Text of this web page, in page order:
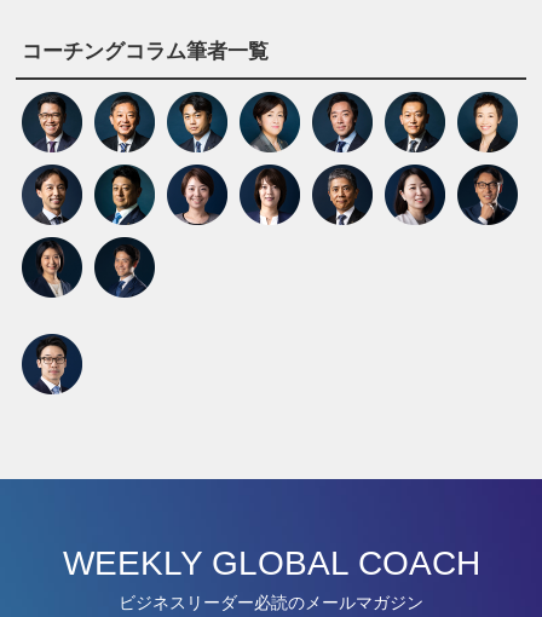
コーチングコラム筆者一覧
WEEKLY GLOBAL COACH
ビジネスリーダー必読のメールマガジン